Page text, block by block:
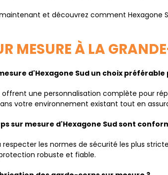
et découvrez comment
MESURE À LA
d'Hexagone Sud un choix
offrent une personnalisation complète pour
votre environnement existant tout en
sur mesure d'Hexagone Sud sont
respecter les normes de sécurité les plus
robuste et fiable.